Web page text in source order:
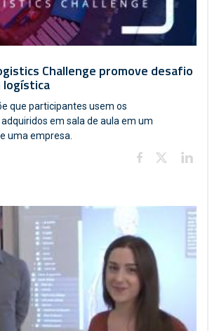
Challenge promove desafio
logística
que participantes usem os
em sala de aula em um
uma empresa.